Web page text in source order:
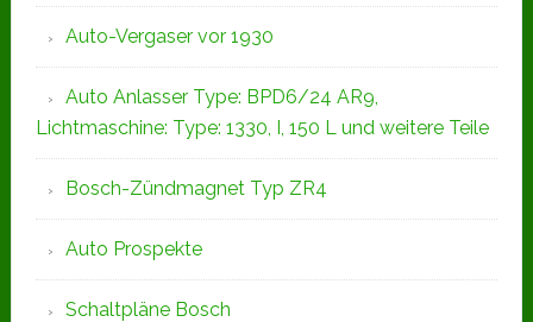
Auto-Vergaser vor 1930
Auto Anlasser Type: BPD6/24 AR9,
Lichtmaschine: Type: 1330, I, 150 L und weitere Teile
Bosch-Zündmagnet Typ ZR4
Auto Prospekte
Schaltpläne Bosch